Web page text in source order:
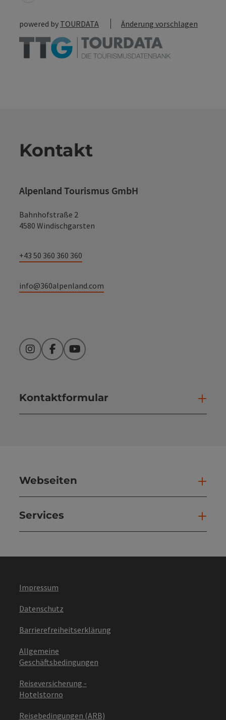
powered by TOURDATA Änderung vorschlagen
Kontakt
Alpenland Tourismus GmbH
Bahnhofstraße 2
4580 Windischgarsten
+43 50 360 360 360
info@360alpenland.com
InstagramFacebookYouTube
Kontaktformular
Webseiten
Services
Impressum
Datenschutz
Barrierefreiheitserklärung
Allgemeine
Geschäftsbedingungen
Reiseversicherung -
Hotelstorno
Reisebedingungen (ARB)